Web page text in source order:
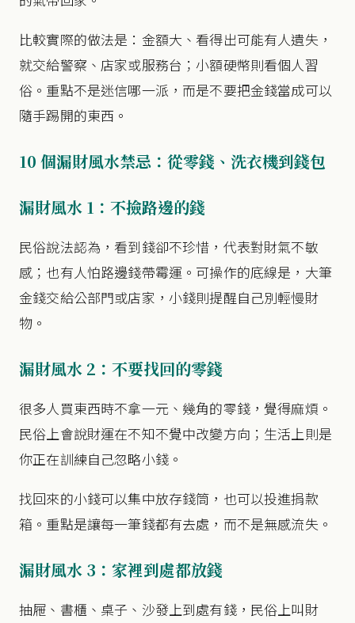
比較實際的做法是：金額大、看得出可能有人遺失，
就交給警察、店家或服務台；小額硬幣則看個人習
俗。重點不是迷信哪一派，而是不要把金錢當成可以
隨手踢開的東西。
10 個漏財風水禁忌：從零錢、洗衣機到錢包
漏財風水 1：不撿路邊的錢
民俗說法認為，看到錢卻不珍惜，代表對財氣不敏
感；也有人怕路邊錢帶霉運。可操作的底線是，大筆
金錢交給公部門或店家，小錢則提醒自己別輕慢財
物。
漏財風水 2：不要找回的零錢
很多人買東西時不拿一元、幾角的零錢，覺得麻煩。
民俗上會說財運在不知不覺中改變方向；生活上則是
你正在訓練自己忽略小錢。
找回來的小錢可以集中放存錢筒，也可以投進捐款
箱。重點是讓每一筆錢都有去處，而不是無感流失。
漏財風水 3：家裡到處都放錢
抽屜、書櫃、桌子、沙發上到處有錢，民俗上叫財